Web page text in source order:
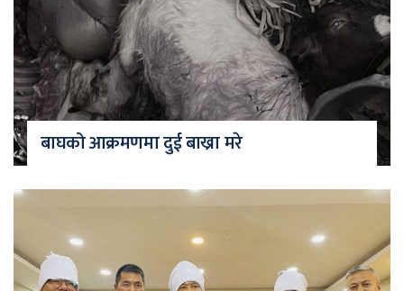
बाघको आक्रमणमा दुई बाख्रा मरे